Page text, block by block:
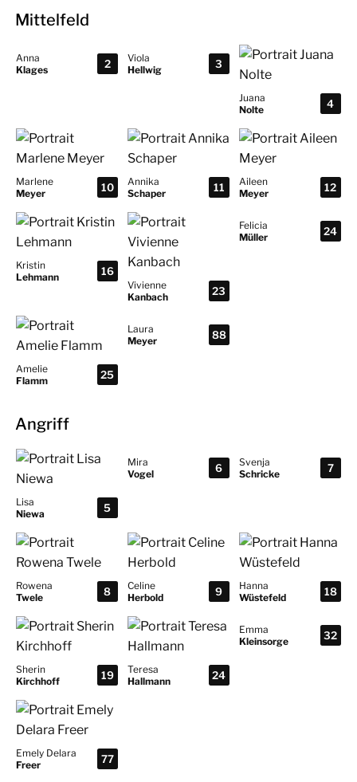
Mittelfeld
Anna
Klages
2
Viola
Hellwig
3
Juana
Nolte
4
Marlene
Meyer
10
Annika
Schaper
11
Aileen
Meyer
12
Kristin
Lehmann
16
Vivienne
Kanbach
23
Felicia
Müller
24
Amelie
Flamm
25
Laura
Meyer
88
Angriff
Lisa
Niewa
5
Mira
Vogel
6
Svenja
Schricke
7
Rowena
Twele
8
Celine
Herbold
9
Hanna
Wüstefeld
18
Sherin
Kirchhoff
19
Teresa
Hallmann
24
Emma
Kleinsorge
32
Emely Delara
Freer
77